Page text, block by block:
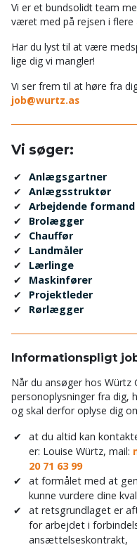
Vi er et bundsolidt team
været med på rejsen i flere
Har du lyst til at være
lige dig vi mangler!
Vi ser frem til at høre fra
job@wurtz.as
Vi søger:
Anlægsgartner
Anlægsstruktør
Arbejdende formand
Brolægger
Chauffør
Landmåler
Lærlinge
Maskinfører
Projektleder
Rørlægger
Informationspligt
Når du ansøger hos Würtz
personoplysninger fra dig,
og skal derfor oplyse dig
at du altid kan
er: Louise Würtz, mail:
20 71 63 99
at formålet med at
kunne vurdere dine
at retsgrundlaget er
for arbejdet i
ansættelseskontrakt,